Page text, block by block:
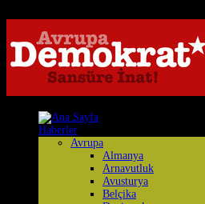
Haberler
Avrupa
Almanya
Arnavutluk
Avusturya
Belçika